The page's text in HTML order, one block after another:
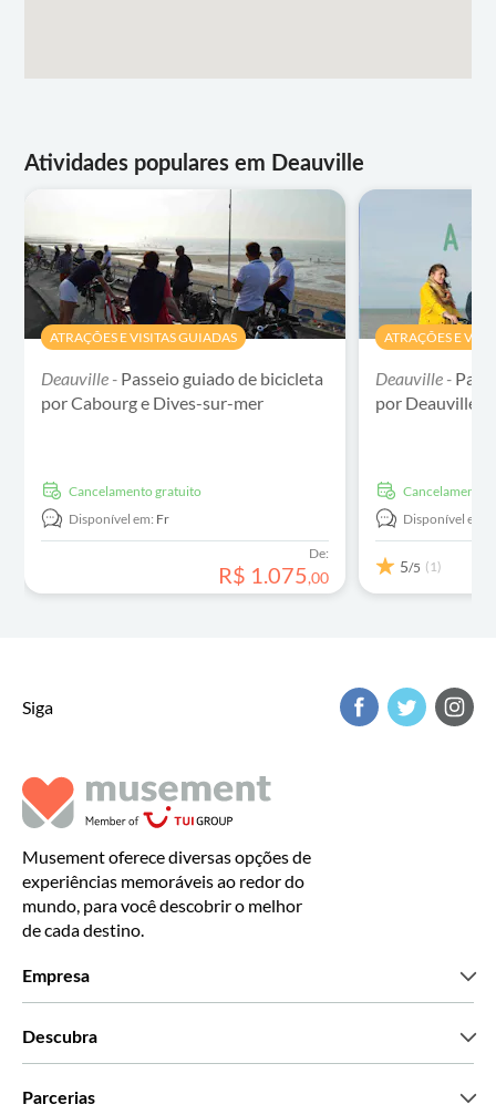
Atividades populares em Deauville
ATRAÇÕES E VISITAS GUIADAS
Deauville - Passeio guiado de bicicleta
por Cabourg e Dives-sur-mer
Cancelamento gratuito
Disponível em: Fr
De:
R$ 1.075,00
ATRAÇÕES E
Deauville -
por Deauville
Cancelamento
Disponível em:
5/5 (1)
Siga
Musement oferece diversas opções de
experiências memoráveis ao redor do
mundo, para você descobrir o melhor
de cada destino.
Empresa
Descubra
Parcerias